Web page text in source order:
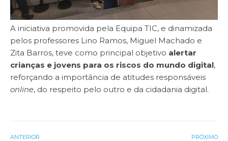
A iniciativa promovida pela Equipa TIC, e dinamizada
pelos professores Lino Ramos, Miguel Machado e
Zita Barros, teve como principal objetivo alertar
crianças e jovens para os riscos do mundo digital,
reforçando a importância de atitudes responsáveis
online, do respeito pelo outro e da cidadania digital.
ANTERIOR PRÓXIMO